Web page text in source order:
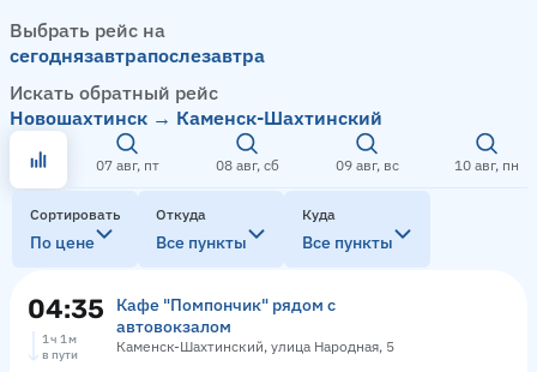
Выбрать рейс на
сегоднязавтрапослезавтра
Искать обратный рейс
Новошахтинск → Каменск-Шахтинский
07 авг, пт 08 авг, сб 09 авг, вс 10 авг, пн
Сортировать
По цене
Откуда
Все пункты
Куда
Все пункты
04:35
Кафе "Помпончик" рядом с
автовокзалом
Каменск-Шахтинский, улица Народная, 5
1 ч 1 м
в пути